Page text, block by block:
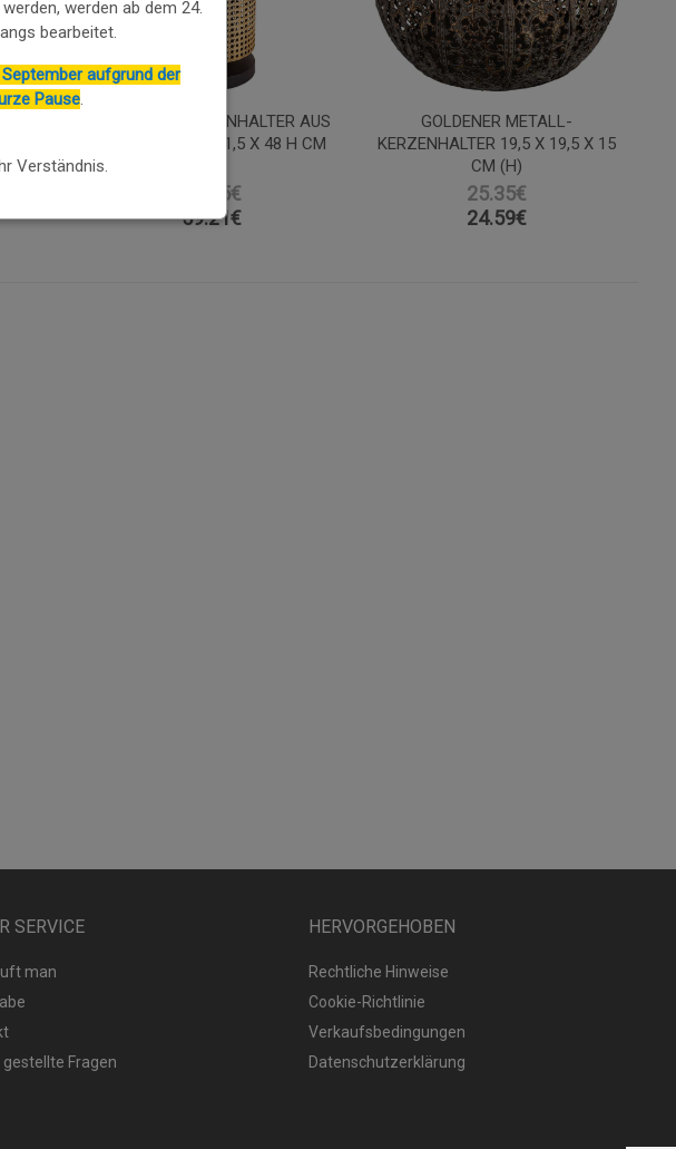
GOLDENER KERZENHALTER AUS
METALL, 21,5 X 21,5 X 48 H CM
61.05€
59.21€
GOLDENER METALL-
KERZENHALTER 19,5 X 19,5 X 15
CM (H)
25.35€
24.59€
SERVICE
man
gestellte Fragen
HERVORGEHOBEN
Rechtliche Hinweise
Cookie-Richtlinie
Verkaufsbedingungen
Datenschutzerklärung
werden ab dem 24.
bearbeitet.
aufgrund der
Pause.
Verständnis.